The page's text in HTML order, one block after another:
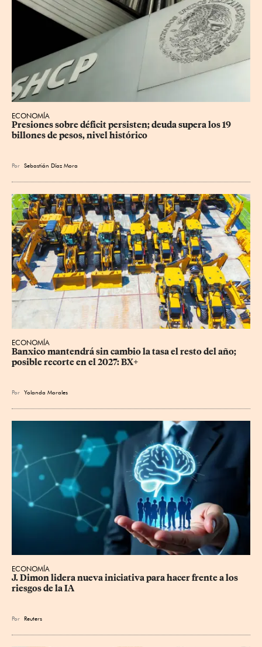
ECONOMÍA
Presiones sobre déficit persisten; deuda supera los 19
billones de pesos, nivel histórico
Por Sebastián Díaz Mora
ECONOMÍA
Banxico mantendrá sin cambio la tasa el resto del año;
posible recorte en el 2027: BX+
Por Yolanda Morales
ECONOMÍA
J. Dimon lidera nueva iniciativa para hacer frente a los
riesgos de la IA
Por Reuters